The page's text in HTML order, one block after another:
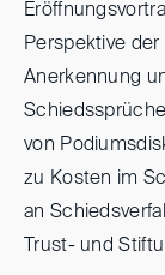
Perspektive
Anerkennung
von
zu Kosten im
an
Trust- und